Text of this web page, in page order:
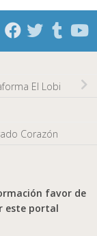
El Lobi
Corazón
favor de
este portal